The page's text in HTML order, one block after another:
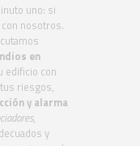
uno: si
nosotros.
en
edificio con
riesgos,
y alarma
,
y